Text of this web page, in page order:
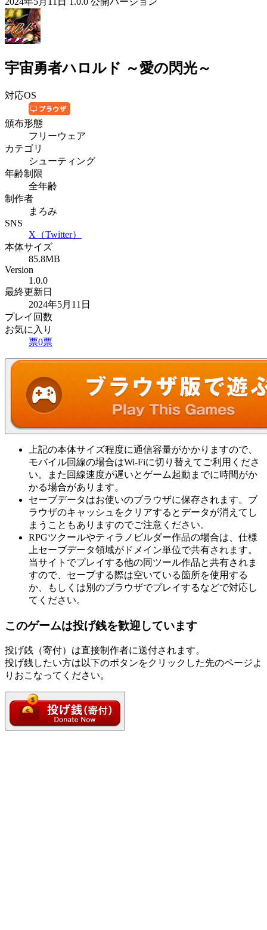
宇宙勇者ハロルド ～愛の閃光～
対応OS
頒布形態
フリーウェア
カテゴリ
シューティング
年齢制限
全年齢
制作者
まろみ
SNS
X（Twitter）
本体サイズ
85.8MB
Version
1.0.0
最終更新日
2024年5月11日
プレイ回数
お気に入り
票0票
上記の本体サイズ程度に通信容量がかかりますので、
モバイル回線の場合はWi-Fiに切り替えてご利用くださ
い。また回線速度が遅いとゲーム起動までに時間がか
かる場合があります。
セーブデータはお使いのブラウザに保存されます。ブ
ラウザのキャッシュをクリアするとデータが消えてし
まうこともありますのでご注意ください。
RPGツクールやティラノビルダー作品の場合は、仕様
上セーブデータ領域がドメイン単位で共有されます。
当サイトでプレイする他の同ツール作品と共有されま
すので、セーブする際は空いている箇所を使用する
か、もしくは別のブラウザでプレイするなどで対応し
てください。
このゲームは投げ銭を歓迎しています
投げ銭（寄付）は直接制作者に送付されます。
投げ銭したい方は以下のボタンをクリックした先のページよ
りおこなってください。